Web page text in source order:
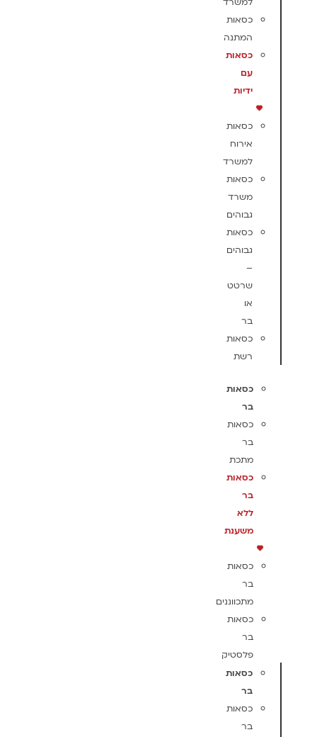
כסאות
המתנה
כסאות
עם
ידיות
כסאות
אירוח
למשרד
כסאות
משרד
גבוהים
כסאות
גבוהים
–
שרטט
או
בר
כסאות
רשת
כסאות
בר
כסאות
בר
מתכת
כסאות
בר
ללא
משענת
כסאות
בר
מתכווננים
כסאות
בר
פלסטיק
כסאות
בר
כסאות
בר